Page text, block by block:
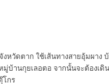
หวัดตาก ใช้เส้นทางสายอุ้มผาง
บ้านกุยเลอตอ จากนั้นจะต้องเดิ
โกร